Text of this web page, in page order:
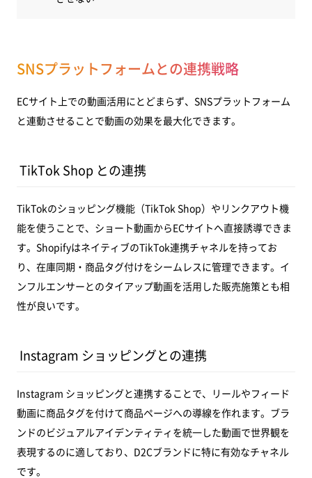
SNSプラットフォームとの連携戦略
ECサイト上での動画活用にとどまらず、SNSプラットフォーム
と連動させることで動画の効果を最大化できます。
TikTok Shop との連携
TikTokのショッピング機能（TikTok Shop）やリンクアウト機
能を使うことで、ショート動画からECサイトへ直接誘導できま
す。ShopifyはネイティブのTikTok連携チャネルを持ってお
り、在庫同期・商品タグ付けをシームレスに管理できます。イ
ンフルエンサーとのタイアップ動画を活用した販売施策とも相
性が良いです。
Instagram ショッピングとの連携
Instagram ショッピングと連携することで、リールやフィード
動画に商品タグを付けて商品ページへの導線を作れます。ブラ
ンドのビジュアルアイデンティティを統一した動画で世界観を
表現するのに適しており、D2Cブランドに特に有効なチャネル
です。